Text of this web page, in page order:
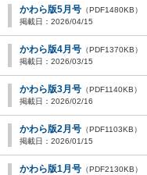
かわら版5月号 （PDF1480KB）
掲載日：2026/04/15
かわら版4月号 （PDF1370KB）
掲載日：2026/03/15
かわら版3月号 （PDF1140KB）
掲載日：2026/02/16
かわら版2月号 （PDF1103KB）
掲載日：2026/01/15
かわら版1月号 （PDF2130KB）